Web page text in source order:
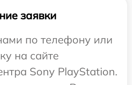
заявки
по телефону или
на сайте
Sony PlayStation.